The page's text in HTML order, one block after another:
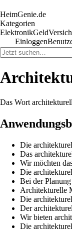
HeimGenie.de
Kategorien
ElektronikGeld
Einloggen
Das Wort
Die
Das
Wir möchten
Die
Bei der
Architekturelle
Die
Der
Wir bieten
Die